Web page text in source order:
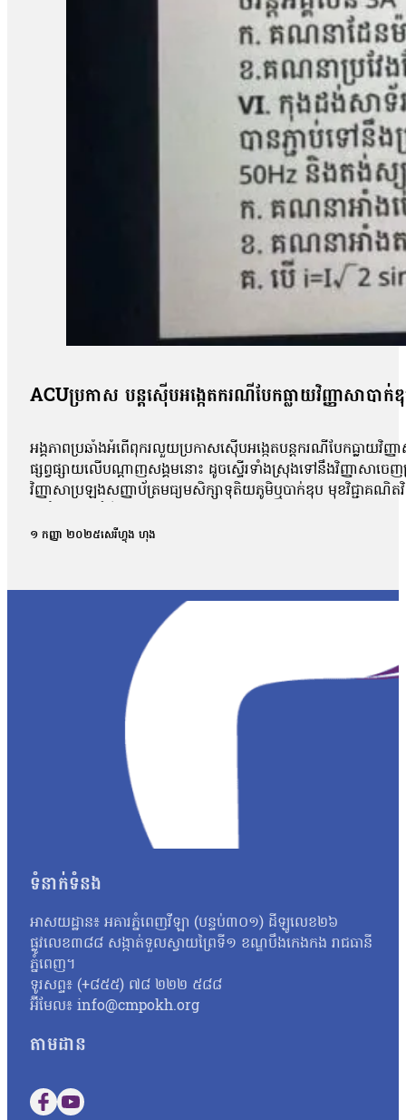
ACUប្រកាស បន្តស៊ើបអង្កេតករណីបែកធ្លាយវិញ្ញាសាបាក់
អង្គភាពប្រឆាំងអំពើពុករលួយប្រកាសស៊ើបអង្កេតបន្តករណីបែកធ្លាយវិ
ផ្សព្វផ្សាយលើបណ្ដាញសង្គមនោះ ដូចស្ទើរទាំងស្រុងទៅនឹងវិញ្ញាសាច
វិញ្ញាសាប្រឡងសញ្ញាប័ត្រមធ្យមសិក្សាទុតិយភូមិឬបាក់ឌុប មុខវិជ្ជាគណិត
ពេល នៅក្នុងគ្រុបតេឡេក្រាម ដែលបានបែកធ្លាយ។ តាមរយៈលិខិតចុះថ្
បង្ហោះព័ត៌មានដែលនិយាយថា ការបែកធ្លាយនូវវិញ្ញាសាគណិតវិទ្យា គឺជ
ក្របណ្ដាញសង្គមទាំងអស់ដើម្បីអាចប្រមូលភ័ស្តុតាងបានគ្រប់ជ្រុងជ្រ
វិញ្ញាសាដែលបានចេញប្រឡងពិតមែន ក៏ប៉ុន្តែគ្មានការបញ្ជាក់ណាមួយថ
ឃើញថា មានវិញ្ញាសាមួយចំនួនដែលបង្ហោះនៅលើបណ្ដាញសង្គមនោះគឺ
មកដល់ពេលនេះយើងនឹងព្យាយាមស្រាវជ្រាវបន្ថែមទៀត។ យើងក៏រង់
បែកធ្លាយវិញ្ញាសាប្រឡងនេះ មានលទ្ធភាពអាចកើតឡើងបានក្
កាលដែលអាចមានការបែកធ្លាយ យើងអាចគិតថា ក្នុងដំណាក់កាលនៃ
ក្រោយពេលប្រឡងតែម្ដង អ៊ីចឹងហើយបានជានៅក្នុងរបាយការណ៍យើង
របស់ អ.ប.ព.»។ ក៏ប៉ុន្តែលោក សយ ច័ន្ទវិចិត្រ អះអាងថារូបថតវិញ្ញ
វិច្ឆិកា អ្នកនាំពាក្យក្រសួងអប់រំ យុវជន និងកីឡា បានប្រាប់ថាក្រសួងអប់
នោះទេ។ អ្នកស្រីថា៖ «អ្វីដែលយើងរកឃើញបឋមហ្នឹងគឺមានន័យថា
បន្ថែមទៀតតាមរយៈធនធានដែលមាន ប៉ុន្តែរហូតមកដល់ពេលនេះមិនទ
នេះនឹងត្រូវទទួលទោសទណ្ឌទៅតាមវិធានដែលបានចែង។ ជុំវិញករណីន
ប្រឡងដែលបានខិតខំរៀនសូត្រអាចបាក់ទឹកចិត្ត។ តែយ៉ាងណា លោកសំណូ
ហើយហ្នឹង ខ្ញុំថាទោះយ៉ាងណាយើងត្រូវតែមានមទោនភាពចំពោះអ្វីដែល
ហើយបើថាឯកសារនោះមានការបែកធ្លាយមែន នោះក្រសួងគួរតែគិតថា
កម្ពុជាឯករាជ្យ អ្នកស្រី អ៊ុក ឆាយ៉ាវី ស្នើដល់ក្រសួងអប់រំ យុវជន និងកី
អ្នកស្រីថា៖ «ប្រសិនបើឃើញបែកធ្លាយវិញ្ញាសា ក្រសួងអប់រំក៏ដូចជាអង្
សូត្របានទេ គួរតែបញ្ជាក់វិញបញ្ជាក់ប្រាប់វិញថា អញ្ចេះអញ្ចោះវិញ
ប្រឡងសញ្ញាបត្រមធ្យមសិក្សាទុតិយភូមិ សម័យប្រឡង ២៨ សីហា ២០២
បេក្ខជនថ្នាក់វិទ្យាសាស្ត្រចំនួនជាង៤ម៉ឺននាក់ (៤០ ៦៧៨ នាក់) ស្ត្រី
១ កញ្ញា ២០២៥សេរីហ្វុង ហុង
ទំនាក់ទំនង
អាសយដ្ឋាន៖ អគារភ្នំពេញវីឡា (បន្ទប់៣០១) ដីឡូលេខ២៦
ផ្លូវលេខ៣៨៨ សង្កាត់ទួលស្វាយព្រៃទី១ ខណ្ឌបឹងកេងកង រាជធានី
ភ្នំពេញ។
ទូរសព្ទ៖ (+៨៥៥) ៧៨ ២២២ ៥៨៨
អ៊ីមែល៖ info@cmpokh.org
តាមដាន
Follow us on Facebook
Follow us on YouTube